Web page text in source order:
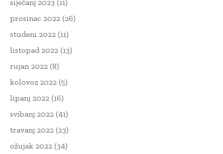
siječanj 2023 (11)
prosinac 2022 (26)
studeni 2022 (11)
listopad 2022 (13)
rujan 2022 (8)
kolovoz 2022 (5)
lipanj 2022 (16)
svibanj 2022 (41)
travanj 2022 (23)
ožujak 2022 (34)